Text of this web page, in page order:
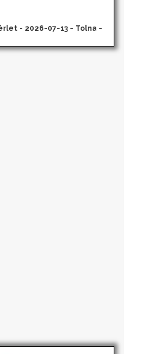
- 2026-07-13 - Tolna -